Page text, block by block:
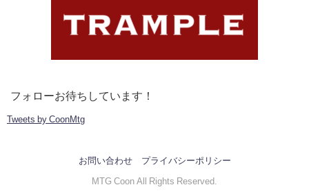
フォローお待ちしています！
Tweets by CoonMtg
お問い合わせ プライバシーポリシー
MTG Coon All Rights Reserved.